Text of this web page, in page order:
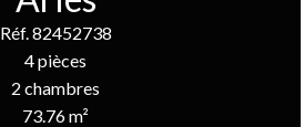
Réf. 82452738
4 pièces
2 chambres
73.76 m²